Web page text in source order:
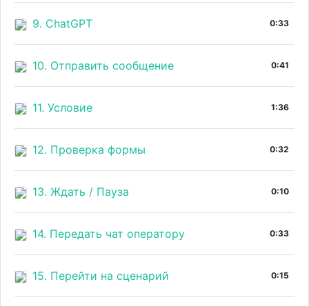
9. ChatGPT 0:33
10. Отправить сообщение 0:41
11. Условие 1:36
12. Проверка формы 0:32
13. Ждать / Пауза 0:10
14. Передать чат оператору 0:33
15. Перейти на сценарий 0:15